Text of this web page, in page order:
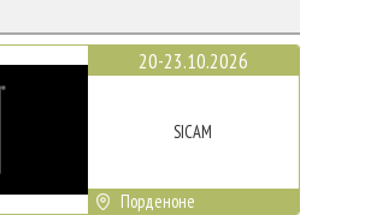
20-23.10.2026
SICAM
Порденоне